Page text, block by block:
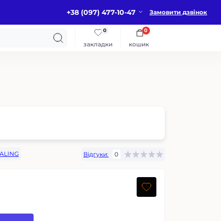
+38 (097) 477-10-47 Замовити дзвінок
закладки
0
кошик
0
Відгуки: 0